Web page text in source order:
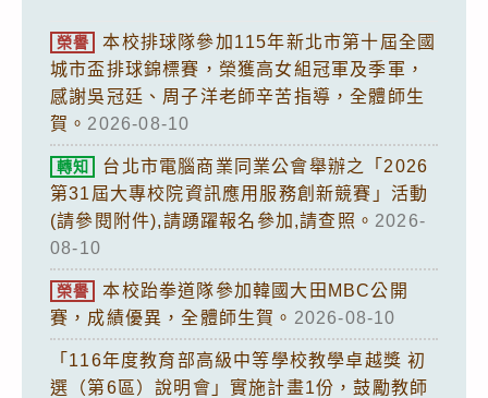
榮譽
本校排球隊參加115年新北市第十屆全國
城市盃排球錦標賽，榮獲高女組冠軍及季軍，
感謝吳冠廷、周子洋老師辛苦指導，全體師生
賀。 2026-08-10
轉知
台北市電腦商業同業公會舉辦之「2026
第31屆大專校院資訊應用服務創新競賽」活動
(請參閱附件),請踴躍報名參加,請查照。 2026-
08-10
榮譽
本校跆拳道隊參加韓國大田MBC公開
賽，成績優異，全體師生賀。 2026-08-10
「116年度教育部高級中等學校教學卓越獎 初
選（第6區）說明會」實施計畫1份，鼓勵教師